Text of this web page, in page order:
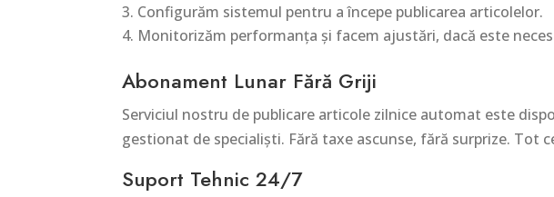
Configurăm sistemul pentru a începe publicarea articolelor.
Monitorizăm performanța și facem ajustări, dacă este
Abonament Lunar Fără Griji
Serviciul nostru de publicare articole zilnice automat este
gestionat de specialiști. Fără taxe ascunse, fără surprize. Tot
Suport Tehnic 24/7